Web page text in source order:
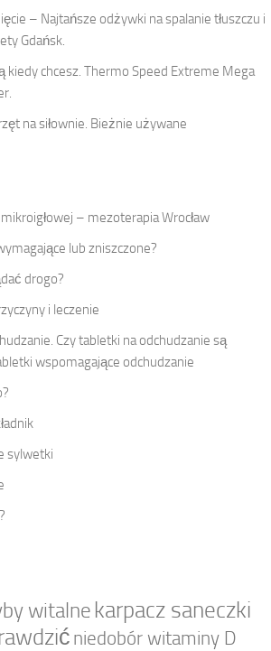
– Najtańsze odżywki na spalanie tłuszczu i
Gdańsk.
kiedy chcesz. Thermo Speed Extreme Mega
na siłownie. Bieżnie używane
– mezoterapia Wrocław
lub zniszczone?
drogo?
i leczenie
Czy tabletki na odchudzanie są
wspomagające odchudzanie
sylwetki
witalne karpacz saneczki
niedobór witaminy D